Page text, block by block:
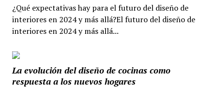
¿Qué expectativas hay para el futuro del diseño de
interiores en 2024 y más allá?El futuro del diseño de
interiores en 2024 y más allá...
La evolución del diseño de cocinas como
respuesta a los nuevos hogares